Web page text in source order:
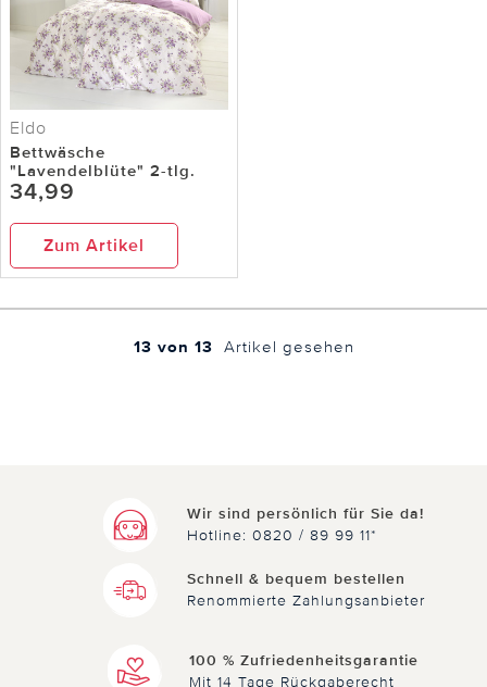
Eldo
Bettwäsche
"Lavendelblüte" 2-tlg.
34,99
Zum Artikel
13 von 13 Artikel gesehen
Wir sind persönlich für Sie da!
Hotline: 0820 / 89 99 11*
Schnell & bequem bestellen
Renommierte Zahlungsanbieter
100 % Zufriedenheitsgarantie
Mit 14 Tage Rückgaberecht